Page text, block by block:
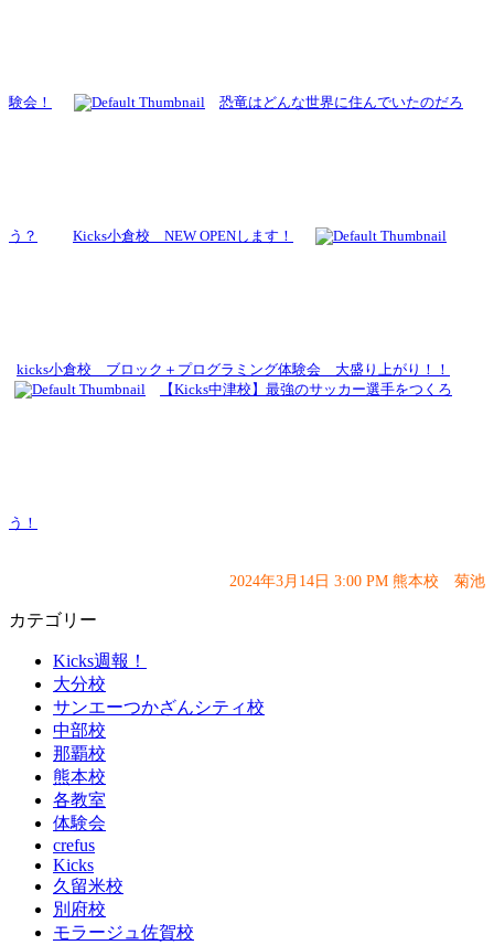
験会！ 恐竜はどんな世界に住んでいたのだろ
う？ Kicks小倉校 NEW OPENします！
kicks小倉校 ブロック＋プログラミング体験会 大盛り上がり！！
【Kicks中津校】最強のサッカー選手をつくろ
う！
2024年3月14日 3:00 PM 熊本校 菊池
カテゴリー
Kicks週報！
大分校
サンエーつかざんシティ校
中部校
那覇校
熊本校
各教室
体験会
crefus
Kicks
久留米校
別府校
モラージュ佐賀校